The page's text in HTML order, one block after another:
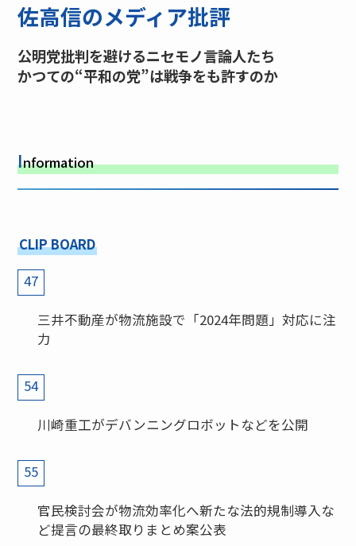
佐高信のメディア批評
公明党批判を避けるニセモノ言論人たち
かつての“平和の党”は戦争をも許すのか
Information
CLIP BOARD
47
三井不動産が物流施設で「2024年問題」対応に注
力
54
川崎重工がデバンニングロボットなどを公開
55
官民検討会が物流効率化へ新たな法的規制導入な
ど提言の最終取りまとめ案公表